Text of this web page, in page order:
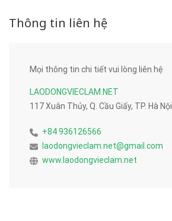
Thông tin liên hệ
Mọi thông tin chi tiết vui lòng liên hệ
LAODONGVIECLAM.NET
117 Xuân Thủy, Q. Cầu Giấy, TP. Hà Nội
+84 936126566
laodongvieclam.net@gmail.com
www.laodongvieclam.net